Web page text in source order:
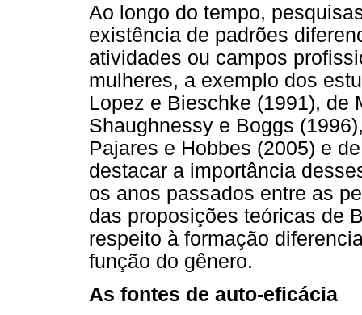
Ao longo do tempo,
existência de padrões
atividades ou campos
mulheres, a exemplo dos
Lopez e Bieschke (1991), de
Shaughnessy e Boggs
Pajares e Hobbes (2005) e
destacar a importância
os anos passados entre as
das proposições teóricas de
respeito à formação
função do gênero.
As fontes de auto-eficácia